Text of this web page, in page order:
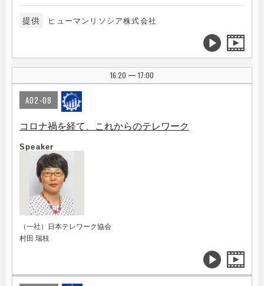
提供 ヒューマンリソシア株式会社
16:20 | 17:00
A02-08
コロナ禍を経て、これからのテレワーク
Speaker
（一社）日本テレワーク協会
村田 瑞枝